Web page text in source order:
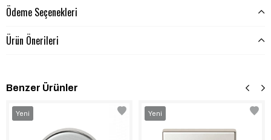
Ödeme Seçenekleri
Ürün Önerileri
Benzer Ürünler
Yeni
Yeni
Ürün